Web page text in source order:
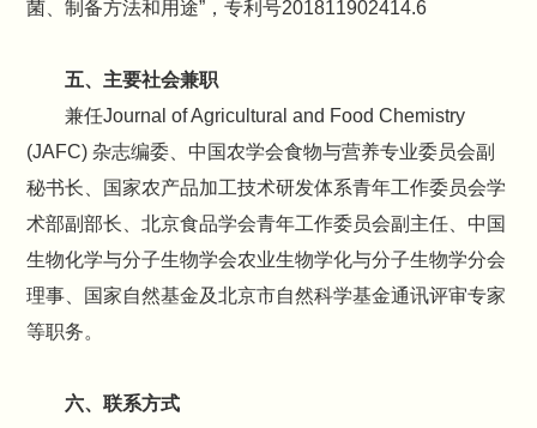
菌、制备方法和用途”，专利号201811902414.6
五、主要社会兼职
兼任Journal of Agricultural and Food Chemistry
(JAFC) 杂志编委、中国农学会食物与营养专业委员会副
秘书长、国家农产品加工技术研发体系青年工作委员会学
术部副部长、北京食品学会青年工作委员会副主任、中国
生物化学与分子生物学会农业生物学化与分子生物学分会
理事、国家自然基金及北京市自然科学基金通讯评审专家
等职务。
六、联系方式